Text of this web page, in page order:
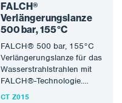
FALCH®
Verlängerungslanze
500 bar, 155°C
FALCH® 500 bar, 155°C
Verlängerungslanze für das
Wasserstrahlstrahlen mit
FALCH®-Technologie.
Druck 500 bar,
CT Z015